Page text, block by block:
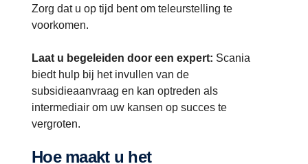
Zorg dat u op tijd bent om teleurstelling te
voorkomen.
Laat u begeleiden door een expert: Scania
biedt hulp bij het invullen van de
subsidieaanvraag en kan optreden als
intermediair om uw kansen op succes te
vergroten.
Hoe maakt u het